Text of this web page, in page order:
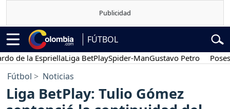
FÚTBOL
la EspriellaLiga BetPlaySpider-ManGustavo Petro Posesión
Fútbol Noticias
Liga BetPlay: Tulio Gómez